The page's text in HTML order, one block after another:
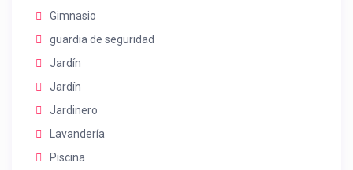
Gimnasio
guardia de seguridad
Jardín
Jardín
Jardinero
Lavandería
Piscina